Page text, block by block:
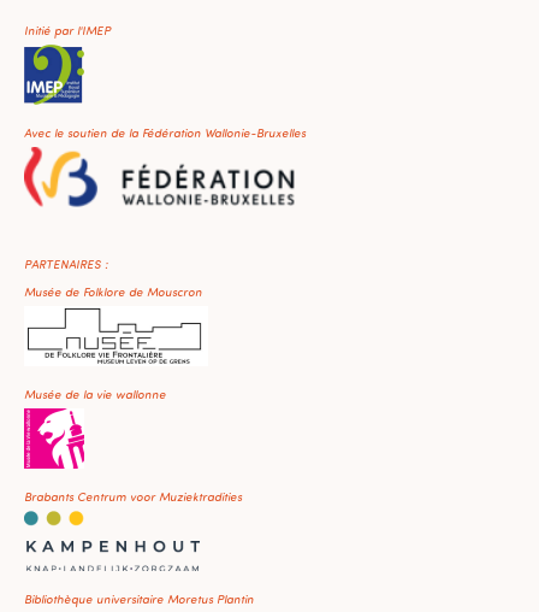
Initié par l'IMEP
Avec le soutien de la Fédération Wallonie-Bruxelles
PARTENAIRES :
Musée de Folklore de Mouscron
Musée de la vie wallonne
Brabants Centrum voor Muziektradities
Bibliothèque universitaire Moretus Plantin